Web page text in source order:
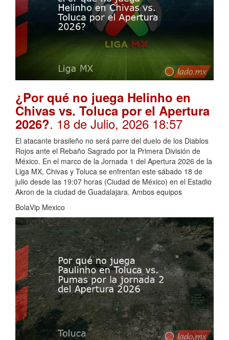
¿Por qué no juega Helinho en
Chivas vs. Toluca por el Apertura
2026?. 18 de Julio, 2026 18:57
El atacante brasileño no será parre del duelo de los Diablos
Rojos ante el Rebaño Sagrado por la Primera División de
México. En el marco de la Jornada 1 del Apertura 2026 de la
Liga MX, Chivas y Toluca se enfrentan este sábado 18 de
julio desde las 19:07 horas (Ciudad de México) en el Estadio
Akron de la ciudad de Guadalajara. Ambos equipos
BolaVip Mexico